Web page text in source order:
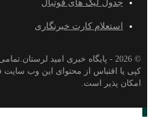
جدول لیگ های فوتبال
استعلام کارت خبرنگاری
© 2026 - پایگاه خبری اميد لرستان.تمامی حقوق محفوظ است.
کپی یا اقتباس از محتوای این وب سایت
امکان پذیر است.